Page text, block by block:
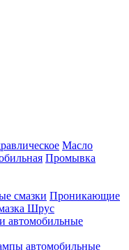
Масло
Промывка
смазки Проникающие
Шрус
автомобильные
автомобильные